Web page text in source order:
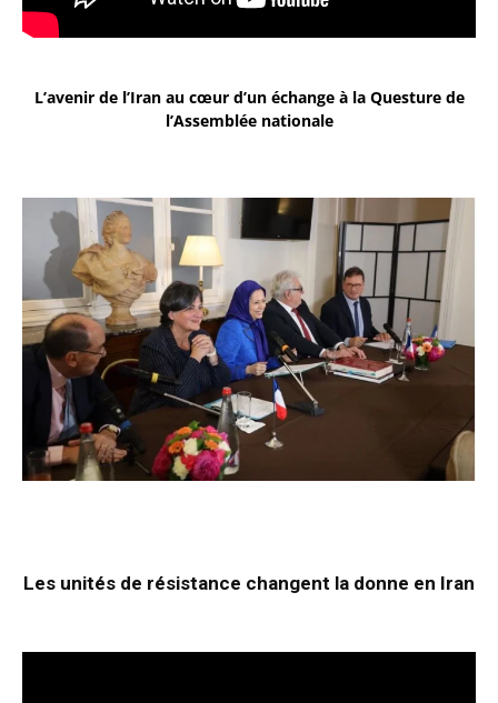
L’avenir de l’Iran au cœur d’un échange à la Questure de
l’Assemblée nationale
Les unités de résistance changent la donne en Iran